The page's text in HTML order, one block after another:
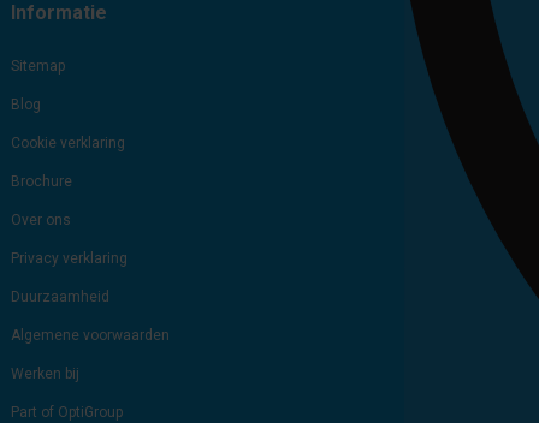
Informatie
Sitemap
Blog
Cookie verklaring
Brochure
Over ons
Privacy verklaring
Duurzaamheid
Algemene voorwaarden
Werken bij
Part of OptiGroup